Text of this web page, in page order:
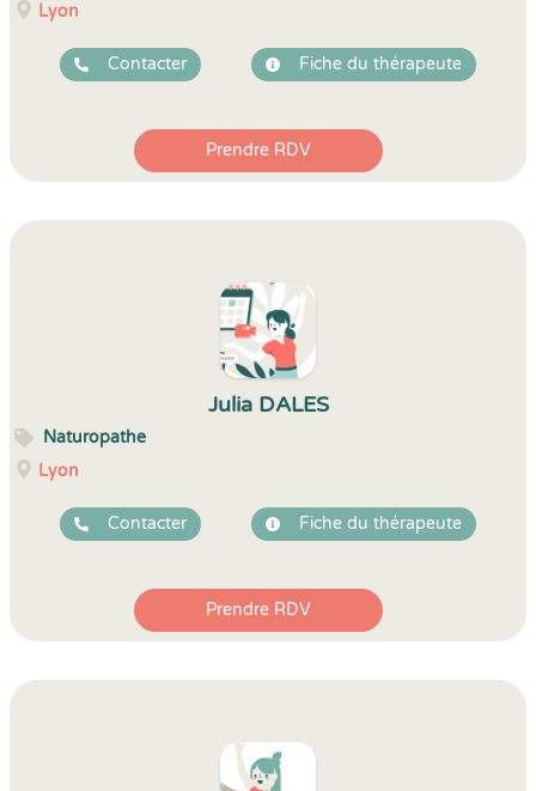
Lyon
Contacter Fiche du thérapeute
Prendre RDV
Julia DALES
Naturopathe
Lyon
Contacter Fiche du thérapeute
Prendre RDV